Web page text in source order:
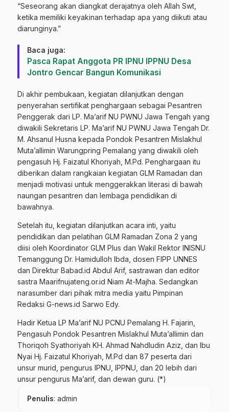
“Seseorang akan diangkat derajatnya oleh Allah Swt,
ketika memiliki keyakinan terhadap apa yang diikuti atau
diarunginya.”
Baca juga:
Pasca Rapat Anggota PR IPNU IPPNU Desa
Jontro Gencar Bangun Komunikasi
Di akhir pembukaan, kegiatan dilanjutkan dengan
penyerahan sertifikat penghargaan sebagai Pesantren
Penggerak dari LP. Ma’arif NU PWNU Jawa Tengah yang
diwakili Sekretaris LP. Ma’arif NU PWNU Jawa Tengah Dr.
M. Ahsanul Husna kepada Pondok Pesantren Mislakhul
Muta’allimin Warungpring Pemalang yang diwakili oleh
pengasuh Hj. Faizatul Khoriyah, M.Pd. Penghargaan itu
diberikan dalam rangkaian kegiatan GLM Ramadan dan
menjadi motivasi untuk menggerakkan literasi di bawah
naungan pesantren dan lembaga pendidikan di
bawahnya.
Setelah itu, kegiatan dilanjutkan acara inti, yaitu
pendidikan dan pelatihan GLM Ramadan Zona 2 yang
diisi oleh Koordinator GLM Plus dan Wakil Rektor INISNU
Temanggung Dr. Hamidulloh Ibda, dosen FIPP UNNES
dan Direktur Babad.id Abdul Arif, sastrawan dan editor
sastra Maarifnujateng.or.id Niam At-Majha. Sedangkan
narasumber dari pihak mitra media yaitu Pimpinan
Redaksi G-news.id Sarwo Edy.
Hadir Ketua LP Ma’arif NU PCNU Pemalang H. Fajarin,
Pengasuh Pondok Pesantren Mislakhul Muta’allimin dan
Thoriqoh Syathoriyah KH. Ahmad Nahdludin Aziz, dan Ibu
Nyai Hj. Faizatul Khoriyah, M.Pd dan 87 peserta dari
unsur murid, pengurus IPNU, IPPNU, dan 20 lebih dari
unsur pengurus Ma’arif, dan dewan guru. (*)
Penulis: admin